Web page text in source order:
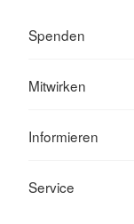
Spenden
Mitwirken
Informieren
Service